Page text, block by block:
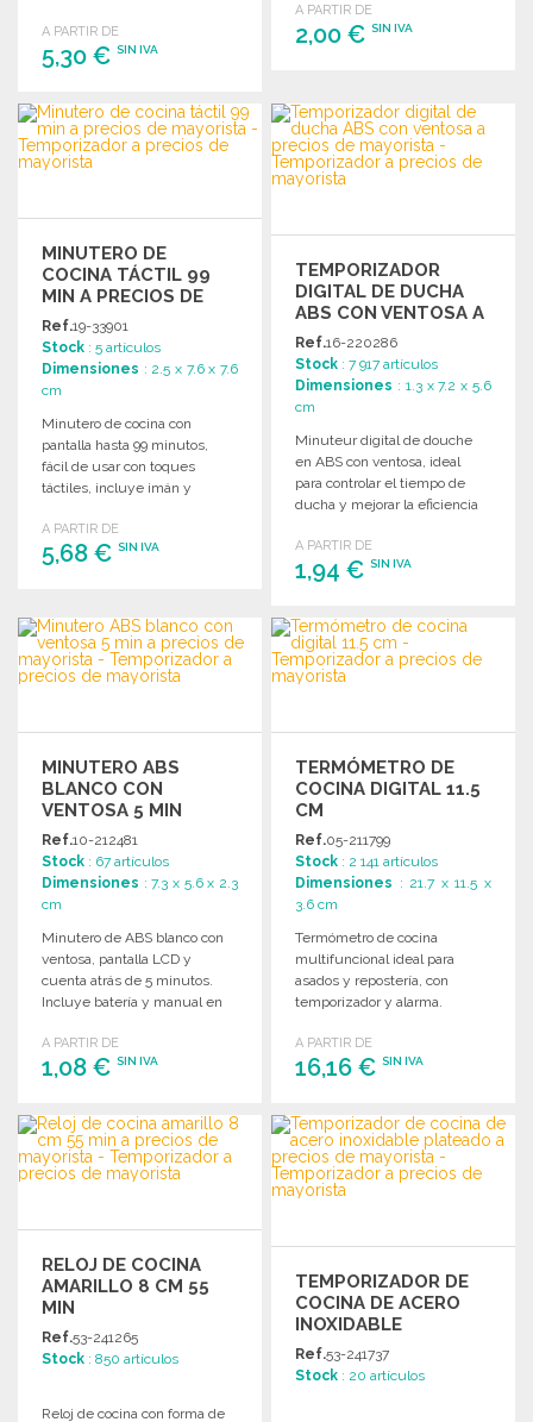
para uso profesional.
A PARTIR DE
5,30 € SIN IVA
PEDIR
Solicitar un presupuesto
A PARTIR DE
2,00 €SIN IVA
Solicitar un presupuesto
MINUTERO DE
COCINA TÁCTIL 99
MIN A PRECIOS DE
MAYORISTA
Ref.19-33901
Stock : 5 artículos
Dimensiones : 2.5 x 7.6 x 7.6
cm
Minutero de cocina con
pantalla hasta 99 minutos,
fácil de usar con toques
táctiles, incluye imán y
A PARTIR DE
5,68 € SIN IVA
Solicitar un presupuesto
TEMPORIZADOR
DIGITAL DE DUCHA
ABS CON VENTOSA A
PRECIOS DE
MAYORISTA
Ref.16-220286
Stock : 7 917 artículos
Dimensiones : 1.3 x 7.2 x 5.6
cm
Minuteur digital de douche
en ABS con ventosa, ideal
para controlar el tiempo de
ducha y mejorar la eficiencia
A PARTIR DE
1,94 €SIN IVA
PEDIR
Solicitar un presupuesto
MINUTERO ABS
BLANCO CON
VENTOSA 5 MIN
Ref.10-212481
Stock : 67 artículos
Dimensiones : 7.3 x 5.6 x 2.3
cm
Minutero de ABS blanco con
ventosa, pantalla LCD y
cuenta atrás de 5 minutos.
Incluye batería y manual en
A PARTIR DE
1,08 € SIN IVA
PEDIR
Solicitar un presupuesto
TERMÓMETRO DE
COCINA DIGITAL 11.5
CM
Ref.05-211799
Stock : 2 141 artículos
Dimensiones : 21.7 x 11.5 x
3.6 cm
Termómetro de cocina
multifuncional ideal para
asados y repostería, con
temporizador y alarma.
Fahrenheit.
A PARTIR DE
16,16 €SIN IVA
PEDIR
Solicitar un presupuesto
RELOJ DE COCINA
AMARILLO 8 CM 55
MIN
Ref.53-241265
Stock : 850 artículos
Reloj de cocina con forma de
TEMPORIZADOR DE
COCINA DE ACERO
INOXIDABLE
PLATEADO
Ref.53-241737
Stock : 20 artículos